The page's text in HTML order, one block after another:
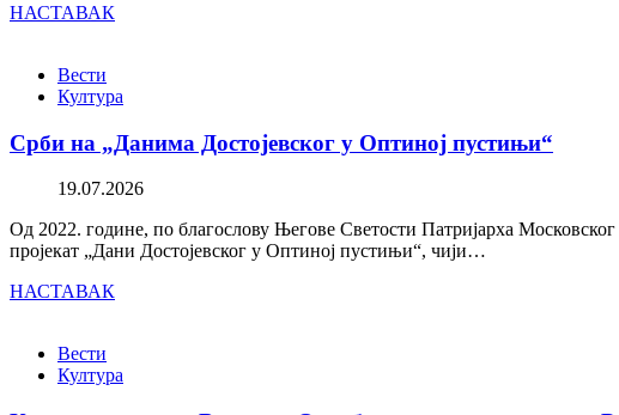
НАСТАВАК
Вести
Култура
Срби на „Данима Достојевског у Оптиној пустињи“
19.07.2026
Од 2022. године, по благослову Његове Светости Патријарха
пројекат „Дани Достојевског у Оптиној пустињи“, чији…
НАСТАВАК
Вести
Култура